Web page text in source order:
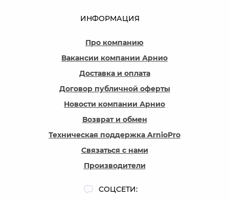
ИНФОРМАЦИЯ
Про компанию
Вакансии компании Арнио
Доставка и оплата
Договор публичной оферты
Новости компании Арнио
Возврат и обмен
Техническая поддержка ArnioPro
Связаться с нами
Производители
СОЦСЕТИ: